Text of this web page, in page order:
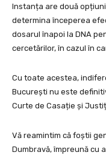
Instanța are două
determina începerea
dosarul înapoi la DNA
cercetărilor, în cazul în
Cu toate acestea,
București nu este
Curte de Casație și
Vă reamintim că foștii
Dumbravă, împreună cu